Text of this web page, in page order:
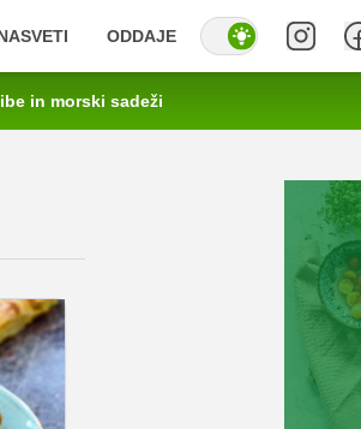
ODDAJE
in morski sadeži